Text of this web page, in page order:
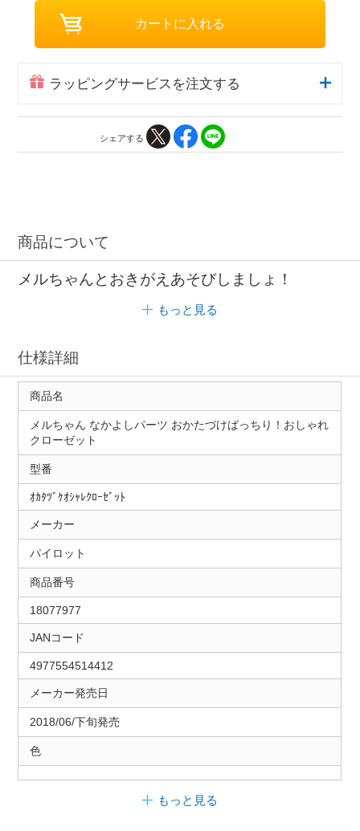
ラッピングサービスを注文する
シェアする
商品について
メルちゃんとおきがえあそびしましょ！
もっと見る
仕様詳細
商品名
メルちゃん なかよしパーツ おかたづけばっちり！おしゃれ
クローゼット
型番
ｵｶﾀﾂﾞｹｵｼｬﾚｸﾛｰｾﾞｯﾄ
メーカー
パイロット
商品番号
18077977
JANコード
4977554514412
メーカー発売日
2018/06/下旬発売
色
もっと見る